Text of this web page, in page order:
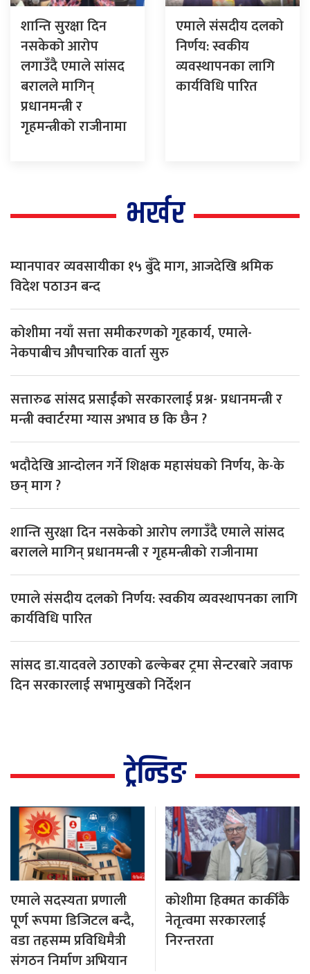
शान्ति सुरक्षा दिन
नसकेको आरोप
लगाउँदै एमाले सांसद
बरालले मागिन्
प्रधानमन्त्री र
गृहमन्त्रीको राजीनामा
एमाले संसदीय दलको
निर्णय: स्वकीय
व्यवस्थापनका लागि
कार्यविधि पारित
भर्खर
म्यानपावर व्यवसायीका १५ बुँदे माग, आजदेखि श्रमिक
विदेश पठाउन बन्द
कोशीमा नयाँ सत्ता समीकरणको गृहकार्य, एमाले-
नेकपाबीच औपचारिक वार्ता सुरु
सत्तारुढ सांसद प्रसाईंको सरकारलाई प्रश्न- प्रधानमन्त्री र
मन्त्री क्वार्टरमा ग्यास अभाव छ कि छैन ?
भदौदेखि आन्दोलन गर्ने शिक्षक महासंघको निर्णय, के-के
छन् माग ?
शान्ति सुरक्षा दिन नसकेको आरोप लगाउँदै एमाले सांसद
बरालले मागिन् प्रधानमन्त्री र गृहमन्त्रीको राजीनामा
एमाले संसदीय दलको निर्णय: स्वकीय व्यवस्थापनका लागि
कार्यविधि पारित
सांसद डा‍‍.यादवले उठाएको ढल्केबर ट्रमा सेन्टरबारे जवाफ
दिन सरकारलाई सभामुखको निर्देशन
ट्रेन्डिङ
एमाले सदस्यता प्रणाली
पूर्ण रूपमा डिजिटल बन्दै,
वडा तहसम्म प्रविधिमैत्री
संगठन निर्माण अभियान
कोशीमा हिक्मत कार्कीकै
नेतृत्वमा सरकारलाई
निरन्तरता